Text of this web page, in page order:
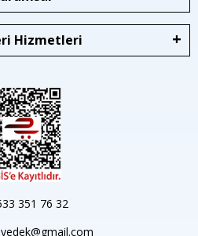
Hizmetleri
351 76 32